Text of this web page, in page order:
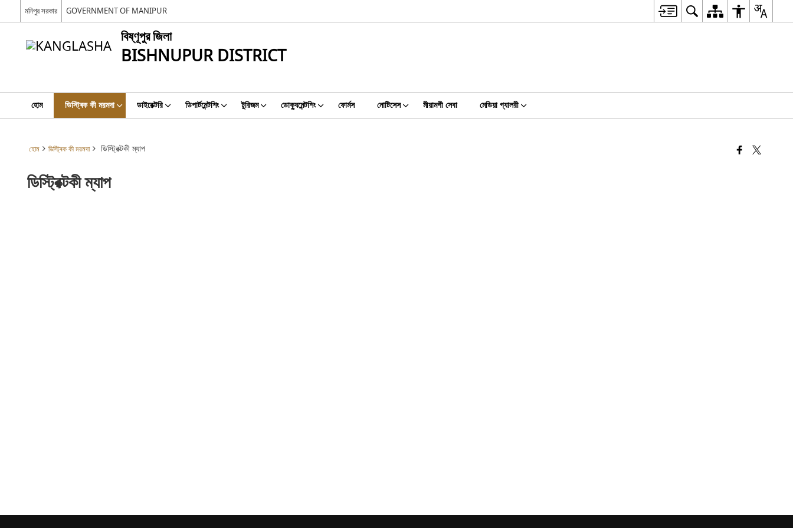
মনিপুর সরকার GOVERNMENT OF MANIPUR
বিষ্ণূপুর জিলা
BISHNUPUR DISTRICT
হোম ডিস্ট্ৰিক কী মরমদা ডাইরেক্টরি ডিপার্টমেন্টশিং টুরিজম ডোক্যুমেন্টশিং ফোর্মস নোটিসেস মীয়ামগী সেবা মেডিয়া গ্যালরী
হোম ডিস্ট্ৰিক কী মরমদা ডিস্ট্রিক্টকী ম্যাপ
ডিস্ট্রিক্টকী ম্যাপ